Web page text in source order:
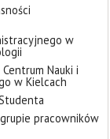
w
Nauki i
w Kielcach
pracowników